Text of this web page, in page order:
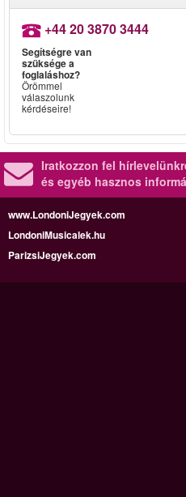
+44 20 3870 3444
Segítségre van
szüksége a
foglaláshoz?
Örömmel
válaszolunk
kérdéseire!
Iratkozzon fel
és egyéb hasznos
www.LondoniJegyek.com
LondoniMusicalek.hu
ParizsiJegyek.com